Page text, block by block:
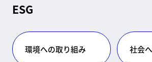
ESG
環境への取り組み 社会